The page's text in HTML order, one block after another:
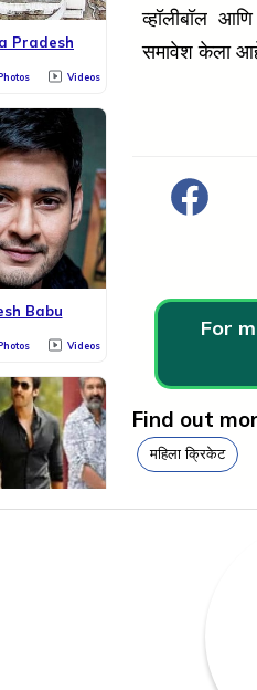
Pradesh
Videos
Babu
Videos
व्हॉलीबॉल
समावेश केला
For
Find out
महिला क्रिकेट